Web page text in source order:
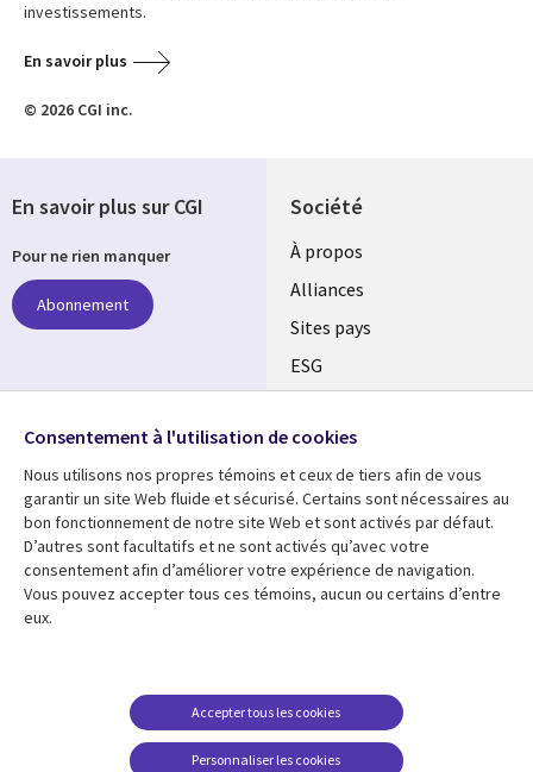
investissements.
En savoir plus
© 2026 CGI inc.
Société
À propos
Alliances
Sites pays
ESG
Fusions
Salle de presse
Ressources
Articles
Études de cas
Support
Restrictions et
conditions juridiques
En savoir plus sur CGI
Pour ne rien manquer
Abonnement
Suivez-nous
Social
Media
Global
FR
Consentement à l'utilisation de cookies
Nous utilisons nos propres témoins et ceux de tiers afin de vous
garantir un site Web fluide et sécurisé. Certains sont nécessaires au
bon fonctionnement de notre site Web et sont activés par défaut.
D’autres sont facultatifs et ne sont activés qu’avec votre
consentement afin d’améliorer votre expérience de navigation.
Vous pouvez accepter tous ces témoins, aucun ou certains d’entre
eux.
Personnaliser les cookies
Accepter tous les cookies